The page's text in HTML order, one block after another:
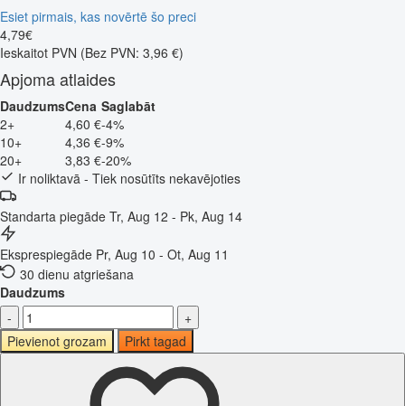
Esiet pirmais, kas novērtē šo preci
4,79€
Ieskaitot PVN (Bez PVN: 3,96 €)
Apjoma atlaides
DaudzumsCena Saglabāt
2+
4,60 €-4%
10+
4,36 €-9%
20+
3,83 €-20%
Ir noliktavā - Tiek nosūtīts nekavējoties
Standarta piegāde Tr, Aug 12 - Pk, Aug 14
Eksprespiegāde Pr, Aug 10 - Ot, Aug 11
30 dienu atgriešana
Daudzums
-
+
Pievienot grozam
Pirkt tagad